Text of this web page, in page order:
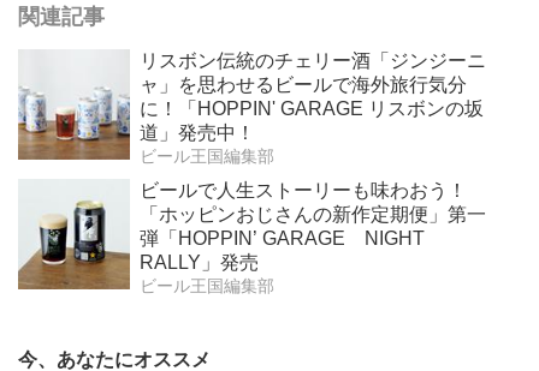
関連記事
リスボン伝統のチェリー酒「ジンジーニ
ャ」を思わせるビールで海外旅行気分
に！「HOPPIN' GARAGE リスボンの坂
道」発売中！
ビール王国編集部
ビールで人生ストーリーも味わおう！
「ホッピンおじさんの新作定期便」第一
弾「HOPPIN’ GARAGE NIGHT
RALLY」発売
ビール王国編集部
今、あなたにオススメ